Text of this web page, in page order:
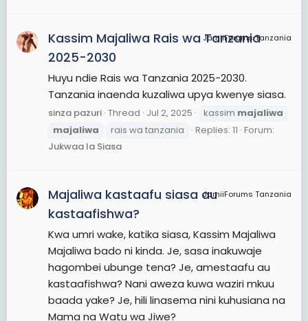
JamiiForums Tanzania
Kassim Majaliwa Rais wa Tanzania
2025-2030
Huyu ndie Rais wa Tanzania 2025-2030.
Tanzania inaenda kuzaliwa upya kwenye siasa.
sinza pazuri Thread Jul 2, 2025 kassim majaliwa
majaliwa
rais wa tanzania Replies: 11 Forum:
Jukwaa la Siasa
JamiiForums Tanzania
Majaliwa kastaafu siasa au
kastaafishwa?
Kwa umri wake, katika siasa, Kassim Majaliwa
Majaliwa bado ni kinda. Je, sasa inakuwaje
hagombei ubunge tena? Je, amestaafu au
kastaafishwa? Nani aweza kuwa waziri mkuu
baada yake? Je, hili linasema nini kuhusiana na
Mama na Watu wa Jiwe?